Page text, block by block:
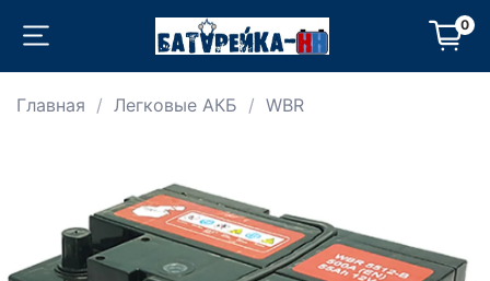
0
Главная Легковые АКБ WBR